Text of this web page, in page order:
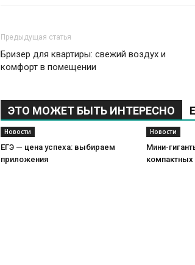
Предыдущая статья
Бризер для квартиры: свежий воздух и
комфорт в помещении
ЭТО МОЖЕТ БЫТЬ ИНТЕРЕСНО
Новости
ЕГЭ — цена успеха: выбираем
приложения
Новости
Мини-